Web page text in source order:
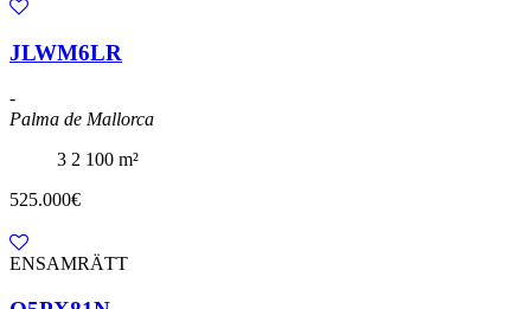
JLWM6LR
-
Palma de Mallorca
3 2 100 m²
525.000€
ENSAMRÄTT